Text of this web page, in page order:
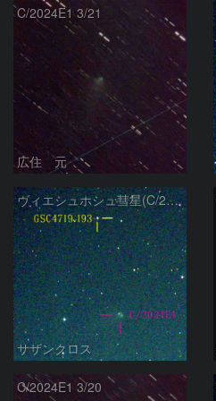
C/2024E1 3/21
広住 元
ヴィエシュホシュ彗星(C/2024E1) 3月11日Seestar50
サザンクロス
C/2024E1 3/20